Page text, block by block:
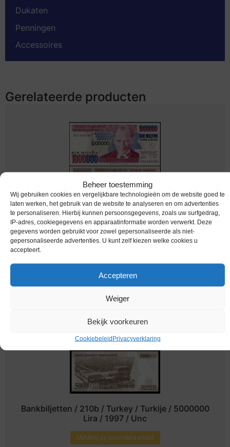
Beheer toestemming
Wij gebruiken cookies en vergelijkbare technologieën om de website goed te
laten werken, het gebruik van de website te analyseren en om advertenties
te personaliseren. Hierbij kunnen persoonsgegevens, zoals uw surfgedrag,
IP-adres, cookiegegevens en apparaatinformatie worden verwerkt. Deze
gegevens worden gebruikt voor zowel gepersonaliseerde als niet-
gepersonaliseerde advertenties. U kunt zelf kiezen welke cookies u
accepteert.
Accepteren
Weiger
Bekijk voorkeuren
CookiebeleidPrivacyverklaring
Dukaten
Penningen
Accessoires
Gerelateerde producten
bankbiljetten / 213(1) / Turkey / Turkije /
1000000 Lira / 2002 / Unc
Bankbiljetten / 210b / Turkey / Turkije / 5000000
Lira / 1997 / Unc
Melding bij beschikbaarheid